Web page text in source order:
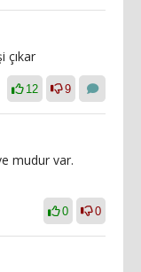
çıkar
12 9
mudur var.
0 0